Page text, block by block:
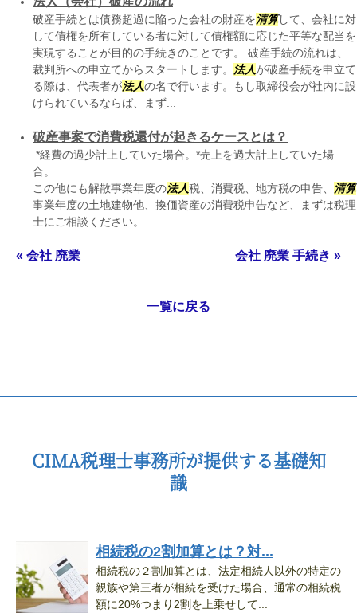
破産手続とは債務超過に陥った会社の財産を清算して、会社に対
して債権を所有している者に対して債権額に応じた平等な配当を
実現することが目的の手続きのことです。 破産手続の流れは、
裁判所への申立てからスタートします。
法人が破産手続を申立て
る際は、代表者が法人の名で行います。もし取締役会が社内に設
けられているならば、まず...
破産事案で消費税還付が起きるケースとは？
*経費の過少計上していた場合。*売上を過大計上していた場
合
この他にも解散事業年度の法人税、消費税、地方税の申告、
清算
事業年度の土地建物他、換価資産の消費税申告など、まずは税理
士にご相談ください。
« 会社 廃業 会社 廃業 手続き »
一覧に戻る
CIMA税理士事務所が提供する基礎知
識
相続税の2割加算とは？対...
相続税の２割加算とは、法定相続人以外の特定の
親族や第三者が相続を受けた場合、通常の相続税
額に20%つまり2割を上乗せして...